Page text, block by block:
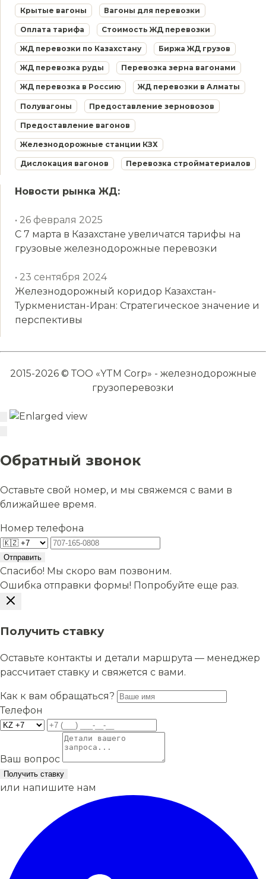
Крытые вагоны Вагоны для перевозки
Оплата тарифа Стоимость ЖД перевозки
ЖД перевозки по Казахстану Биржа ЖД грузов
ЖД перевозка руды Перевозка зерна вагонами
ЖД перевозка в Россию ЖД перевозки в Алматы
Полувагоны Предоставление зерновозов
Предоставление вагонов
Железнодорожные станции КЗХ
Дислокация вагонов Перевозка стройматериалов
Новости рынка ЖД:
• 26 февраля 2025
С 7 марта в Казахстане увеличатся тарифы на
грузовые железнодорожные перевозки
• 23 сентября 2024
Железнодорожный коридор Казахстан-
Туркменистан-Иран: Стратегическое значение и
перспективы
2015-2026 © ТОО «YTM Corp» - железнодорожные
грузоперевозки
Обратный звонок
Оставьте свой номер, и мы свяжемся с вами в
ближайшее время.
Номер телефона
Отправить
Спасибо! Мы скоро вам позвоним.
Ошибка отправки формы! Попробуйте еще раз.
Получить ставку
Оставьте контакты и детали маршрута — менеджер
рассчитает ставку и свяжется с вами.
Как к вам обращаться?
Телефон
Ваш вопрос
Получить ставку
или напишите нам